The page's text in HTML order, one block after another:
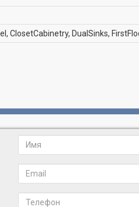
ClosetCabinetry, DualSinks,